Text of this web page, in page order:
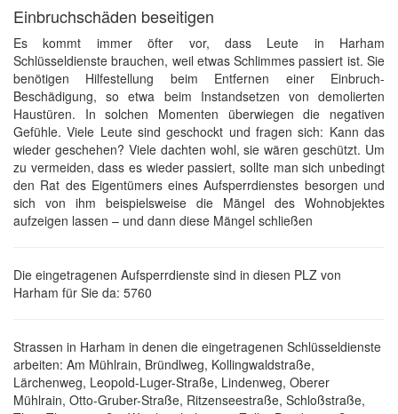
Einbruchschäden beseitigen
Es kommt immer öfter vor, dass Leute in Harham
Schlüsseldienste brauchen, weil etwas Schlimmes passiert ist. Sie
benötigen Hilfestellung beim Entfernen einer Einbruch-
Beschädigung, so etwa beim Instandsetzen von demolierten
Haustüren. In solchen Momenten überwiegen die negativen
Gefühle. Viele Leute sind geschockt und fragen sich: Kann das
wieder geschehen? Viele dachten wohl, sie wären geschützt. Um
zu vermeiden, dass es wieder passiert, sollte man sich unbedingt
den Rat des Eigentümers eines Aufsperrdienstes besorgen und
sich von ihm beispielsweise die Mängel des Wohnobjektes
aufzeigen lassen – und dann diese Mängel schließen
Die eingetragenen Aufsperrdienste sind in diesen PLZ von
Harham für Sie da: 5760
Strassen in Harham in denen die eingetragenen Schlüsseldienste
arbeiten: Am Mühlrain, Bründlweg, Kollingwaldstraße,
Lärchenweg, Leopold-Luger-Straße, Lindenweg, Oberer
Mühlrain, Otto-Gruber-Straße, Ritzenseestraße, Schloßstraße,